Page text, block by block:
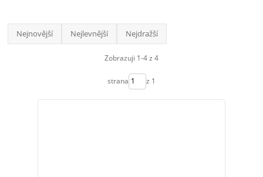
Nejnovější Nejlevnější Nejdražší
Zobrazuji 1-4 z 4
strana z 1